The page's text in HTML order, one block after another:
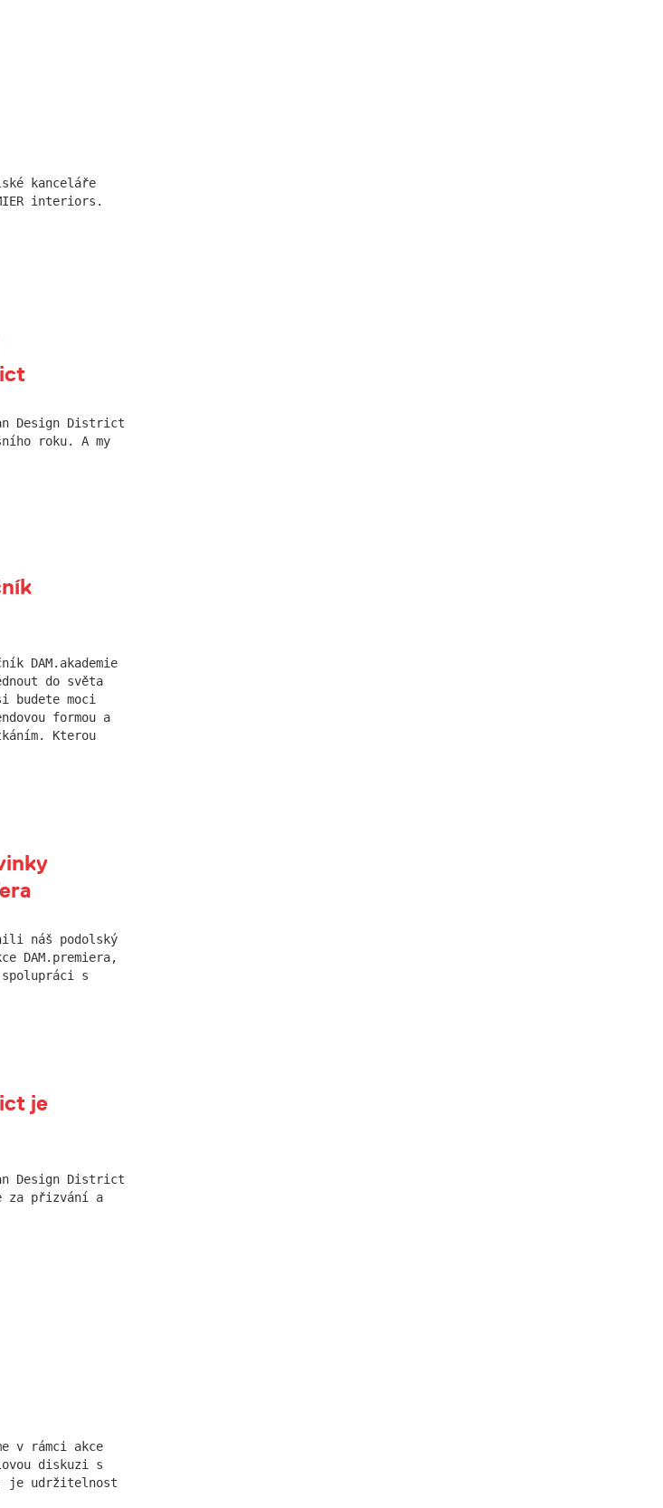
kanceláře
interiors.
Design District
roku. A my
DAM.akademie
do světa
budete moci
formou a
Kterou
náš podolský
DAM.premiera,
s
je
Design District
za přizvání a
v rámci akce
diskuzi s
je udržitelnost